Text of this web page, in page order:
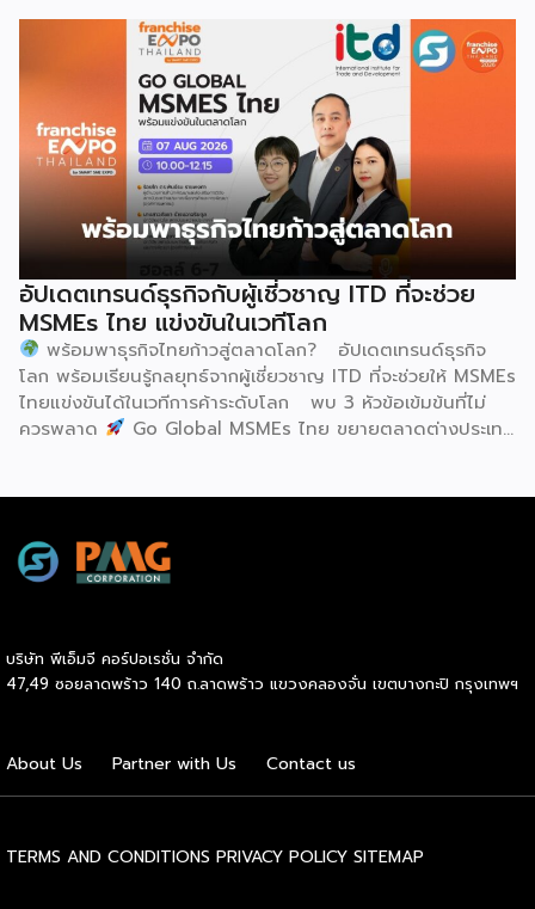
ผ่านชามใส่น้ำที่วางเรียงเอาไว้ โดยต้องทรงตัวด้วยความแม่นยำ
อย่างน่าอัศจรรย์ พร้อมรังสรรค์ลีลาท่ารำอันตื่นตาตื่นใจ ไม่ว่าจะ
เป็นท่านางแอ่นบิน พีระมิดมนุษย์ หรือท่ามังกรพลิกกาย การ
ผสานท่วงทำนอง การเคลื่อนไหว ลมหายใจ และพละกำลังเข้าด้วย
กันอย่างสมบูรณ์แบบนี้เอง ที่หล่อหลอมให้เกิดเป็นสุนทรียศาสตร์
อันเป็นเอกลักษณ์ของศิลปะโบราณชนิดนี้ นับตั้งแต่คริสต์
ทศวรรษ 1990 เป็นต้นมา กุนซานจูได้รับการยอมรับอย่างกว้าง
ขวางทั้งในและต่างประเทศ […]
Ecosystem (ขับเคลื่อนด้วยเทคโนโลยี มุ่งกระชับความร่วมมือ
สร้างระบบนิเวศอุตสาหกรรมนมโลกอย่างยั่งยืน) ถือเป็นเวทีระดับ
โลกที่รวบรวมผู้นำจากสมาคมการค้านานาชาติ นักวิชาการ และผู้
บริหารระดับสูงตลอดห่วงโซ่คุณค่าของอุตสาหกรรมนมทั่วโลก
ฮูฮอตขึ้นแท่นเมืองหลวงแห่งอุตสาหกรรมนมโลกอย่างเป็น
ทางการ ในพิธีเปิดการประชุม สหพันธ์วิทยาศาสตร์และ
เทคโนโลยีการอาหารนานาชาติ (IUFoST) ได้มอบป้ายประกาศ
เกียรติคุณและรางวัลที่ระลึก เพื่อรับรองให้เมืองฮูฮอตดำรง
ตำแหน่ง World Dairy Capital หรือเมืองหลวงแห่ง
อุตสาหกรรมนมโลก อย่างเป็นทางการ ดร.ภาวิณี ชินะโชติ
ประธานบริหาร IUFoST กล่าวในพิธีเปิดว่า การมอบตำแหน่งดัง
กล่าวถือเป็นสัญญาณแห่งความสำเร็จที่สะท้อนความมุ่งมั่นทุ่มเท
ของเมืองฮูฮอตในการยกระดับอุตสาหกรรมนม พร้อมกล่าวเสริม
ว่า รางวัลอันทรงเกียรตินี้ยังมุ่งหวังให้เป็นแรงขับเคลื่อนแก่
องค์กรระดับแถวหน้าอย่าง Yili Group […]
อัปเดตเทรนด์ธุรกิจกับผู้เชี่วชาญ ITD ที่จะช่วย
MSMEs ไทย แข่งขันในเวทีโลก
พร้อมพาธุรกิจไทยก้าวสู่ตลาดโลก? อัปเดตเทรนด์ธุรกิจ
โลก พร้อมเรียนรู้กลยุทธ์จากผู้เชี่ยวชาญ ITD ที่จะช่วยให้ MSMEs
ไทยแข่งขันได้ในเวทีการค้าระดับโลก พบ 3 หัวข้อเข้มข้นที่ไม่
ควรพลาด
Go Global MSMEs ไทย ขยายตลาดต่างประเทศ
ธุรกิจ ผู้ประกอบการ และผู้ที่กำลังวางแผนขยายตลาด
สิงหาคม 2569 | 10.00 – 12.15 น.
บริษัท พีเอ็มจี คอร์ปอเรชั่น จำกัด
47,49 ซอยลาดพร้าว 140 ถ.ลาดพร้าว แขวงคลองจั่น เขตบางกะปิ กรุงเทพฯ
About Us Partner with Us Contact us
TERMS AND CONDITIONS PRIVACY POLICY SITEMAP